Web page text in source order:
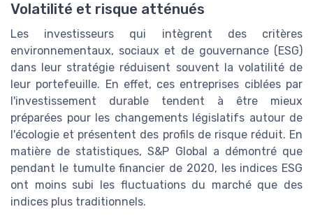
Volatilité et risque atténués
Les investisseurs qui intègrent des critères
environnementaux, sociaux et de gouvernance (ESG)
dans leur stratégie réduisent souvent la volatilité de
leur portefeuille. En effet, ces entreprises ciblées par
l'investissement durable tendent à être mieux
préparées pour les changements législatifs autour de
l'écologie et présentent des profils de risque réduit. En
matière de statistiques, S&P Global a démontré que
pendant le tumulte financier de 2020, les indices ESG
ont moins subi les fluctuations du marché que des
indices plus traditionnels.